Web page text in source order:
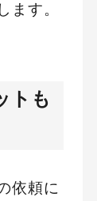
ます。
トも
依頼に